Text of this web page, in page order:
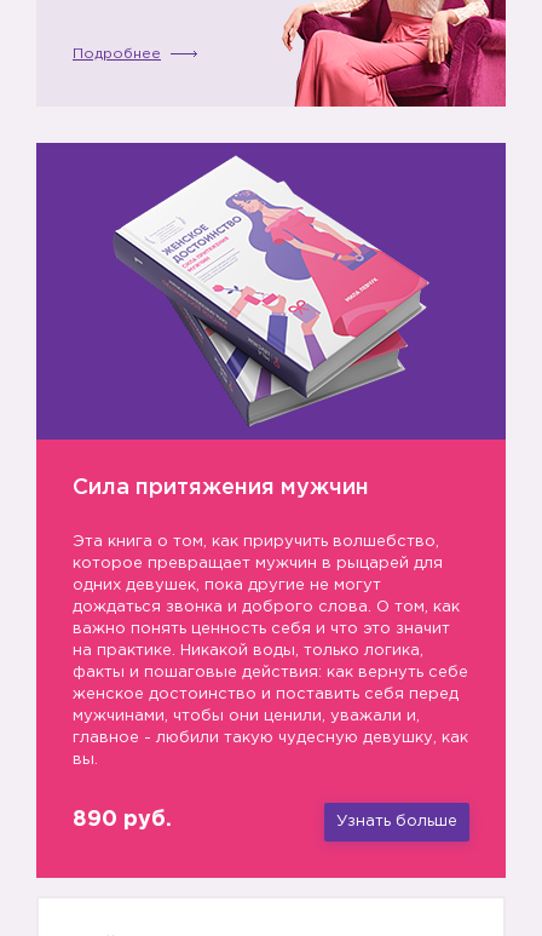
Подробнее
Сила притяжения мужчин
Эта книга о том, как приручить волшебство,
которое превращает мужчин в рыцарей для
одних девушек, пока другие не могут
дождаться звонка и доброго слова. О том, как
важно понять ценность себя и что это значит
на практике. Никакой воды, только логика,
факты и пошаговые действия: как вернуть себе
женское достоинство и поставить себя перед
мужчинами, чтобы они ценили, уважали и,
главное - любили такую чудесную девушку, как
вы.
890 руб. Узнать больше